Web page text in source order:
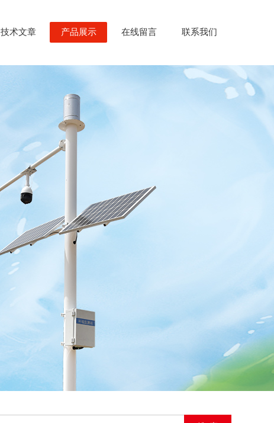
技术文章 产品展示 在线留言 联系我们